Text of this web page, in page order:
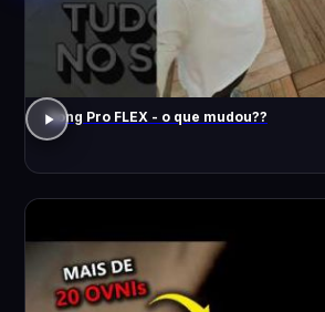
Song Pro FLEX - o que mudou??